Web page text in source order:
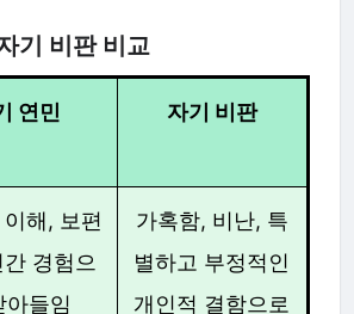
기 비판 비교
연민 자기 비판
해, 보편
경험으
아들임
가혹함, 비난, 특
별하고 부정적인
개인적 결함으로